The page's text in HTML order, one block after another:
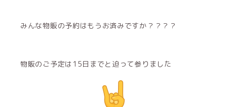
みんな物販の予約はもうお済みですか？？？？
物販のご予定は15日までと迫って参りました